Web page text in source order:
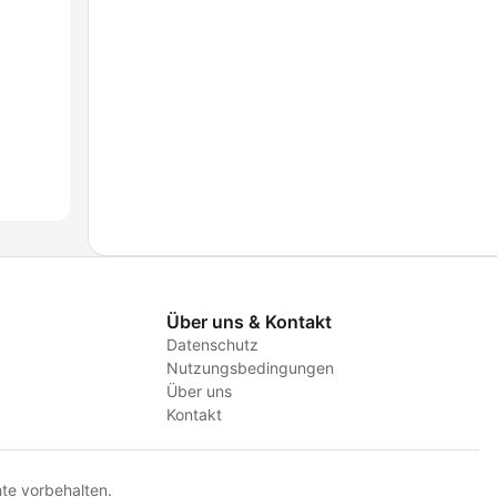
Über uns & Kontakt
Datenschutz
Nutzungsbedingungen
Über uns
Kontakt
vorbehalten.